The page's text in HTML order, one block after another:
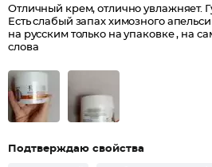
Отличный крем, отлично увлажняет.
Есть слабый запах химозного
на русским только на упаковке , на
слова
Подтверждаю свойства